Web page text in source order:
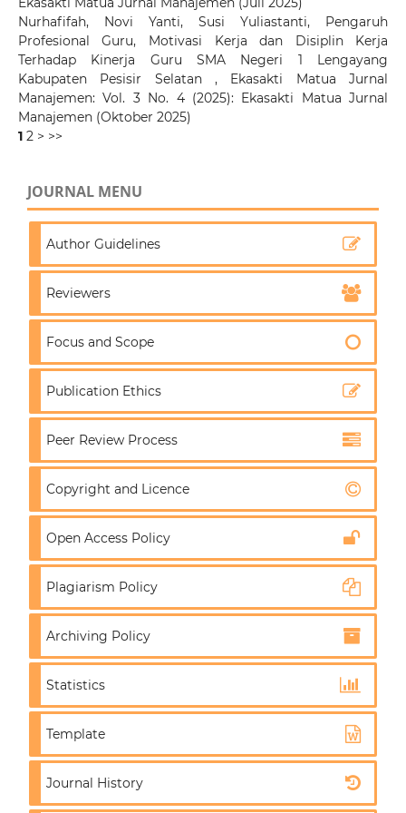
Nurhafifah, Novi Yanti, Susi Yuliastanti, Pengaruh
Profesional Guru, Motivasi Kerja dan Disiplin Kerja
Terhadap Kinerja Guru SMA Negeri 1 Lengayang
Kabupaten Pesisir Selatan , Ekasakti Matua Jurnal
Manajemen: Vol. 3 No. 4 (2025): Ekasakti Matua Jurnal
Manajemen (Oktober 2025)
1 2 > >>
JOURNAL MENU
Author Guidelines
Reviewers
Focus and Scope
Publication Ethics
Peer Review Process
Copyright and Licence
Open Access Policy
Plagiarism Policy
Archiving Policy
Statistics
Template
Journal History